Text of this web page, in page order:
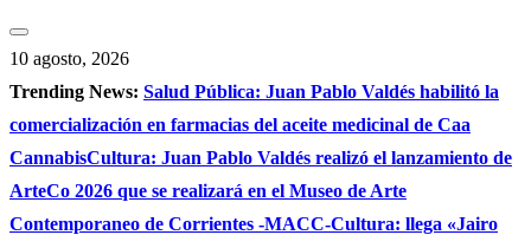
Saltar
al
contenido
10 agosto, 2026
Trending News: Salud Pública: Juan Pablo Valdés habilitó la
comercialización en farmacias del aceite medicinal de Caa
CannabisCultura: Juan Pablo Valdés realizó el lanzamiento de
ArteCo 2026 que se realizará en el Museo de Arte
Contemporaneo de Corrientes -MACC-Cultura: llega «Jairo